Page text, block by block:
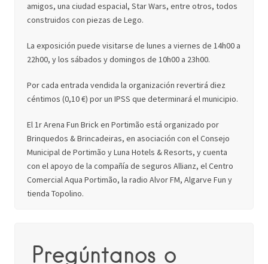
amigos, una ciudad espacial, Star Wars, entre otros, todos
construidos con piezas de Lego.
La exposición puede visitarse de lunes a viernes de 14h00 a
22h00, y los sábados y domingos de 10h00 a 23h00.
Por cada entrada vendida la organización revertirá diez
céntimos (0,10 €) por un IPSS que determinará el municipio.
El 1r Arena Fun Brick en Portimão está organizado por
Brinquedos & Brincadeiras, en asociación con el Consejo
Municipal de Portimão y Luna Hotels & Resorts, y cuenta
con el apoyo de la compañía de seguros Allianz, el Centro
Comercial Aqua Portimão, la radio Alvor FM, Algarve Fun y
tienda Topolino.
Pregúntanos o